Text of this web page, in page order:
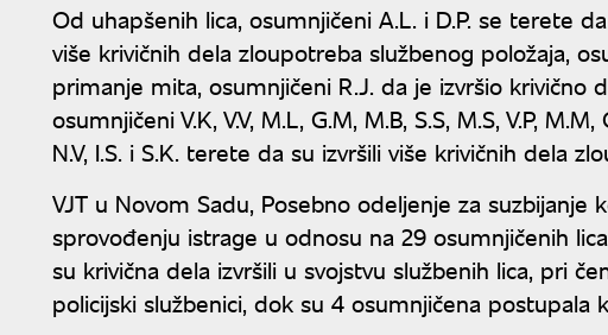
Od uhapšenih lica, osumnjičeni A.L. i D.P. se terete
više krivičnih dela zloupotreba službenog položaja,
primanje mita, osumnjičeni R.J. da je izvršio krivično
osumnjičeni V.K, V.V, M.L, G.M, M.B, S.S, M.S, V.P, M.M,
N.V, I.S. i S.K. terete da su izvršili više krivičnih dela
VJT u Novom Sadu, Posebno odeljenje za
sprovođenju istrage u odnosu na 29 osumnjičenih
su krivična dela izvršili u svojstvu službenih lica, pri
policijski službenici, dok su 4 osumnjičena postupala